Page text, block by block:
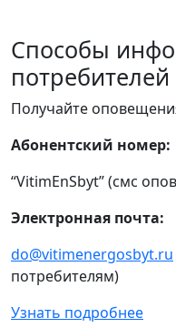
Способы
потребителей
Получайте
Абонентский номер:
“VitimEnSbyt” (смс
Электронная почта:
do@vitimenergosbyt.ru
потребителям)
Узнать подробнее